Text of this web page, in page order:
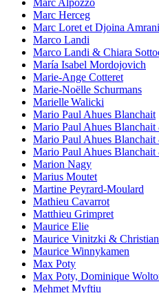
Marc Alpozzo
Marc Herceg
Marc Loret et Djoina Amrani
Marco Landi
Marco Landi & Chiara
María Isabel Mordojovich
Marie-Ange Cotteret
Marie-Noëlle Schurmans
Marielle Walicki
Mario Paul Ahues Blanchait
Mario Paul Ahues
Mario Paul Ahues
Mario Paul Ahues
Marion Nagy
Marius Moutet
Martine Peyrard-Moulard
Mathieu Cavarrot
Matthieu Grimpret
Maurice Elie
Maurice Vinitzki &
Maurice Winnykamen
Max Poty
Max Poty, Dominique
Mehmet Myftiu